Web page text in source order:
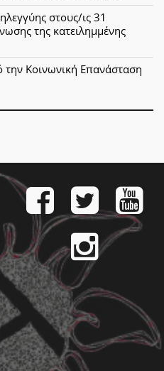
στους/ις 31
της κατειλημμένης
Κοινωνική Επανάσταση